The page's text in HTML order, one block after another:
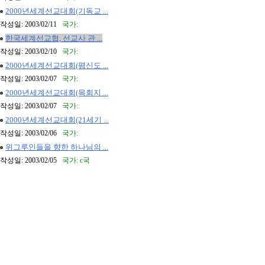
2000년세계선교대회(기독교 ...
작성일: 2003/02/11 국가:
한국세계선교협, 선교사 관 ...
작성일: 2003/02/10 국가:
2000년세계선교대회(평신도 ...
작성일: 2003/02/07 국가:
2000년세계선교대회(목회지 ...
작성일: 2003/02/07 국가:
2000년세계선교대회(21세기 ...
작성일: 2003/02/06 국가:
위그루인들을 향한 하나님의 ...
작성일: 2003/02/05 국가: c국